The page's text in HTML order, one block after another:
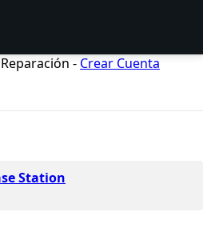
- Crear Cuenta
Station